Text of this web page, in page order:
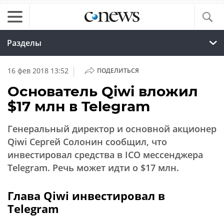
Разделы
16 фев 2018 13:52 | ПОДЕЛИТЬСЯ
Основатель Qiwi вложил
$17 млн в Telegram
Генеральный директор и основной акционер
Qiwi Сергей Солонин сообщил, что
инвестировал средства в ICO мессенджера
Telegram. Речь может идти о $17 млн.
Глава Qiwi инвестировал в
Telegram